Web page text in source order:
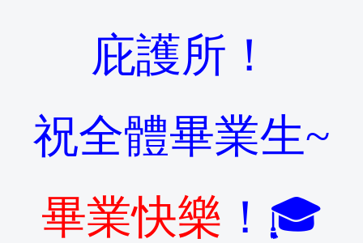
庇護所！
祝全體畢業生~
畢業快樂 ！🎓